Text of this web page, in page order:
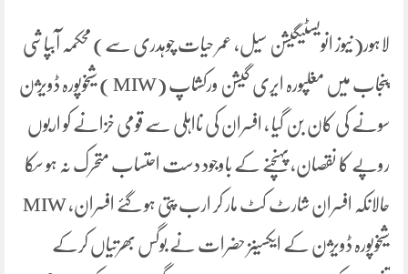
لاہور(نیوز انویسٹیگیشن سیل، عمر حیات چوہدری سے) محکمہ آبپاشی
پنجاب میں مغلپورہ ایری گیشن ورکشاپ (MIW ) شیخوپورہ ڈویژن
سونے کی کان بن گیا ، افسران کی نااہلی سے قومی خزانے کو اربوں
روپے کا نقصان، پہنچنے کے باوجود دست احتساب متحرک نہ ہو سکا
حالانکہ افسران شارٹ کٹ مار کر ارب پتی ہو گئے افسران، MIW
شیخوپورہ ڈویژن کے ایکسینز حضرات نے بوگس بھرتیاں کرکے